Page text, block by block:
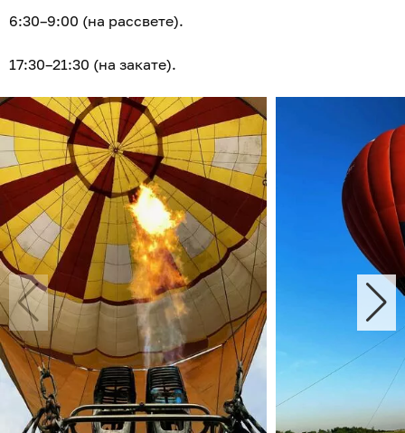
6:30–9:00 (на рассвете).
17:30–21:30 (на закате).